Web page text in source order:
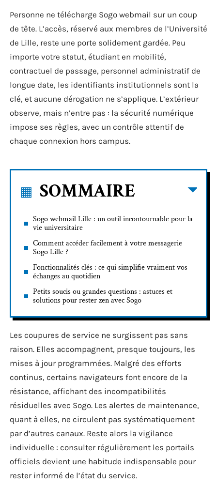
Personne ne télécharge Sogo webmail sur un coup
de tête. L’accès, réservé aux membres de l’Université
de Lille, reste une porte solidement gardée. Peu
importe votre statut, étudiant en mobilité,
contractuel de passage, personnel administratif de
longue date, les identifiants institutionnels sont la
clé, et aucune dérogation ne s’applique. L’extérieur
observe, mais n’entre pas : la sécurité numérique
impose ses règles, avec un contrôle attentif de
chaque connexion hors campus.
SOMMAIRE
Sogo webmail Lille : un outil incontournable pour la
vie universitaire
Comment accéder facilement à votre messagerie
Sogo Lille ?
Fonctionnalités clés : ce qui simplifie vraiment vos
échanges au quotidien
Petits soucis ou grandes questions : astuces et
solutions pour rester zen avec Sogo
Les coupures de service ne surgissent pas sans
raison. Elles accompagnent, presque toujours, les
mises à jour programmées. Malgré des efforts
continus, certains navigateurs font encore de la
résistance, affichant des incompatibilités
résiduelles avec Sogo. Les alertes de maintenance,
quant à elles, ne circulent pas systématiquement
par d’autres canaux. Reste alors la vigilance
individuelle : consulter régulièrement les portails
officiels devient une habitude indispensable pour
rester informé de l’état du service.